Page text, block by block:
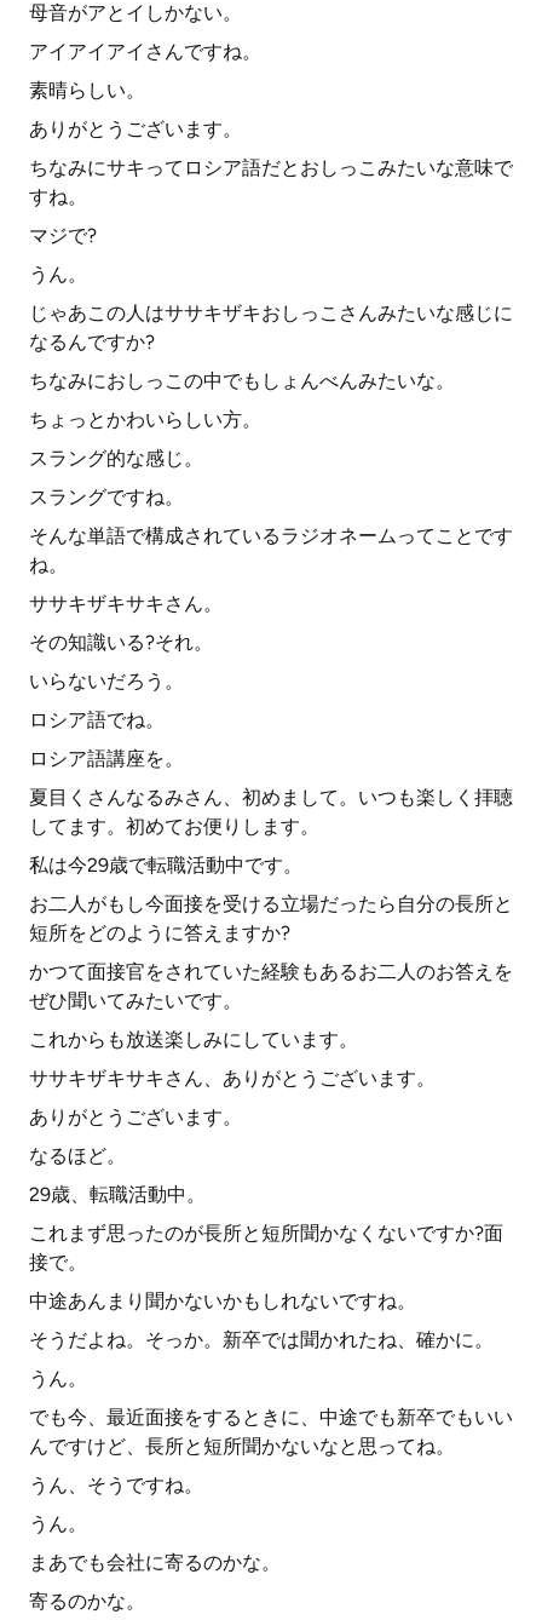
母音がアとイしかない。
アイアイアイさんですね。
素晴らしい。
ありがとうございます。
ちなみにサキってロシア語だとおしっこみたいな意味で
すね。
マジで?
うん。
じゃあこの人はササキザキおしっこさんみたいな感じに
なるんですか?
ちなみにおしっこの中でもしょんべんみたいな。
ちょっとかわいらしい方。
スラング的な感じ。
スラングですね。
そんな単語で構成されているラジオネームってことです
ね。
ササキザキサキさん。
その知識いる?それ。
いらないだろう。
ロシア語でね。
ロシア語講座を。
夏目くさんなるみさん、初めまして。いつも楽しく拝聴
してます。初めてお便りします。
私は今29歳で転職活動中です。
お二人がもし今面接を受ける立場だったら自分の長所と
短所をどのように答えますか?
かつて面接官をされていた経験もあるお二人のお答えを
ぜひ聞いてみたいです。
これからも放送楽しみにしています。
ササキザキサキさん、ありがとうございます。
ありがとうございます。
なるほど。
29歳、転職活動中。
これまず思ったのが長所と短所聞かなくないですか?面
接で。
中途あんまり聞かないかもしれないですね。
そうだよね。そっか。新卒では聞かれたね、確かに。
うん。
でも今、最近面接をするときに、中途でも新卒でもいい
んですけど、長所と短所聞かないなと思ってね。
うん、そうですね。
うん。
まあでも会社に寄るのかな。
寄るのかな。